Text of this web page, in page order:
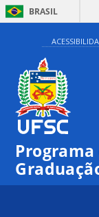
BRASIL
Programa